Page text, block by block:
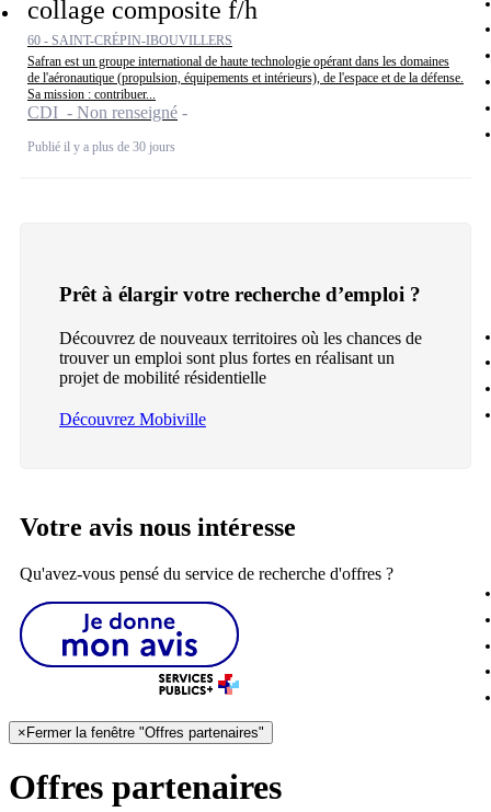
collage composite f/h
60 - SAINT-CRÉPIN-IBOUVILLERS
Safran est un groupe international de haute technologie opérant dans les domaines
de l'aéronautique (propulsion, équipements et intérieurs), de l'espace et de la défense.
Sa mission : contribuer...
CDI - Non renseigné
Publié il y a plus de 30 jours
Prêt à élargir votre recherche d’emploi ?
Découvrez de nouveaux territoires où les chances de
trouver un emploi sont plus fortes en réalisant un
projet de mobilité résidentielle
Découvrez Mobiville
Votre avis nous intéresse
Qu'avez-vous pensé du service de recherche d'offres ?
× Fermer la fenêtre "Offres partenaires"
Offres partenaires